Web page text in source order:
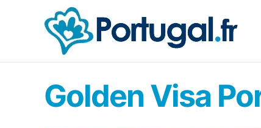
Golden Visa